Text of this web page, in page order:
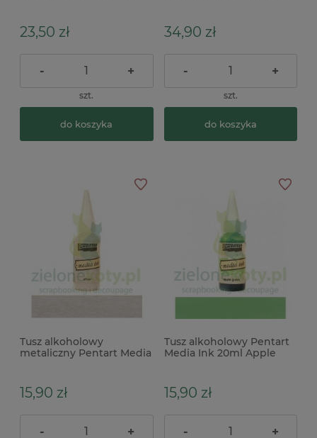
23,50 zł
- +
szt.
do koszyka
34,90 zł
- +
szt.
do koszyka
Tusz alkoholowy
metaliczny Pentart Media
15,90 zł
- +
Tusz alkoholowy Pentart
Media Ink 20ml Apple
15,90 zł
- +